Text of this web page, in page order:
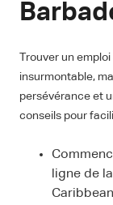
Trouver un
insurmontable,
persévérance et
conseils pour
ligne de